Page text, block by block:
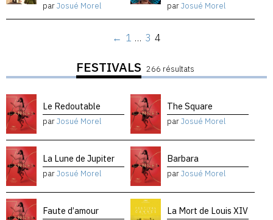
parJosué Morel parJosué Morel
← 1 … 3 4
FESTIVALS 266 résultats
Le Redoutable
parJosué Morel
The Square
parJosué Morel
La Lune de Jupiter
parJosué Morel
Barbara
parJosué Morel
Faute d’amour La Mort de Louis XIV